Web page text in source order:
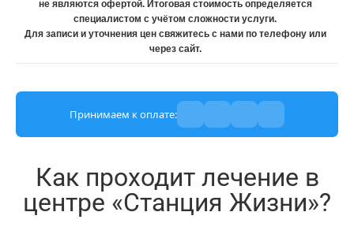
не являются офертой. Итоговая стоимость определяется
специалистом с учётом сложности услуги.
Для записи и уточнения цен свяжитесь с нами по телефону или
через сайт.
Принимаем к оплате:
Как проходит лечение в
центре «Станция Жизни»?